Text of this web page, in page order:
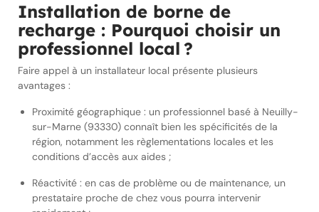
Installation de borne de
recharge : Pourquoi choisir un
professionnel local ?
Faire appel à un installateur local présente plusieurs
avantages :
Proximité géographique : un professionnel basé à Neuilly-
sur-Marne (93330) connaît bien les spécificités de la
région, notamment les règlementations locales et les
conditions d’accès aux aides ;
Réactivité : en cas de problème ou de maintenance, un
prestataire proche de chez vous pourra intervenir